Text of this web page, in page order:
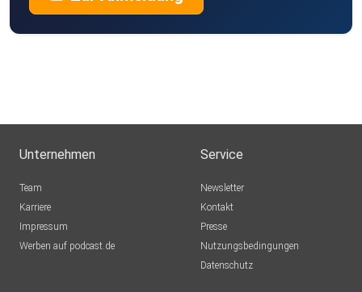
Unternehmen
Team
Karriere
Impressum
Werben auf podcast.de
Service
Newsletter
Kontakt
Presse
Nutzungsbedingungen
Datenschutz